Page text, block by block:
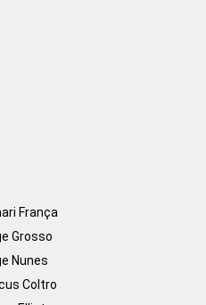
França
Grosso
Nunes
Coltro